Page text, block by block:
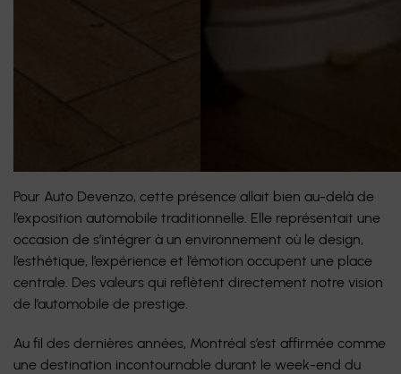
Pour Auto Devenzo, cette présence allait bien au-delà de
l’exposition automobile traditionnelle. Elle représentait une
occasion de s’intégrer à un environnement où le design,
l’esthétique, l’expérience et l’émotion occupent une place
centrale. Des valeurs qui reflètent directement notre vision
de l’automobile de prestige.
Au fil des dernières années, Montréal s’est affirmée comme
une destination incontournable durant le week-end du